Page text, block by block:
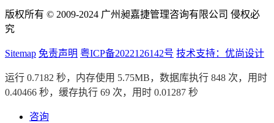
版权所有 © 2009-2024 广州昶嘉捷管理咨询有限公司 侵权必
究
Sitemap 免责声明 粤ICP备2022126142号 技术支持：优尚设计
运行 0.7182 秒，内存使用 5.75MB，数据库执行 848 次，用时
0.40466 秒，缓存执行 69 次，用时 0.01287 秒
咨询